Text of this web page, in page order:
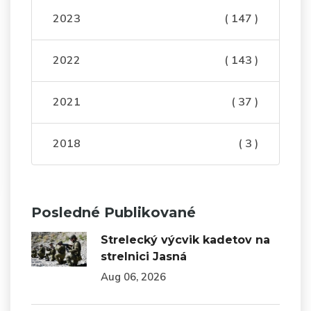
2023 ( 147 )
2022 ( 143 )
2021 ( 37 )
2018 ( 3 )
Posledné Publikované
Strelecký výcvik kadetov na
strelnici Jasná
Aug 06, 2026